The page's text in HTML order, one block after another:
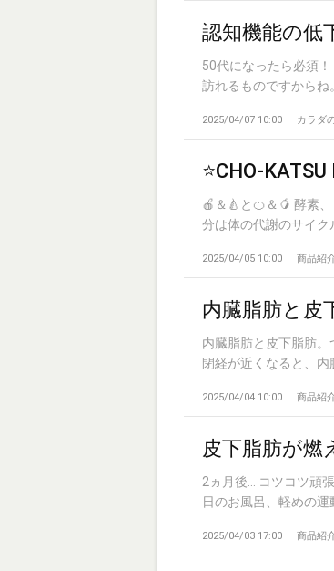
認知機能の低
50代になったら必須
訪れるものですからね
2025/04/07 10:00 カラダ
⭐CHO-
🍎＆🍐と🍊＆🥭 酵素
分は体の代謝のサイク
2025/04/05 10:00 商品紹
内臓脂肪と皮
内臓脂肪と皮下脂肪。
閉経が近くなると、内
2025/04/04 10:00 商品紹
皮下脂肪が燃
2ヵ月後… コツコツ頑
日のお風呂、軽めの運
2025/04/03 17:00 商品紹